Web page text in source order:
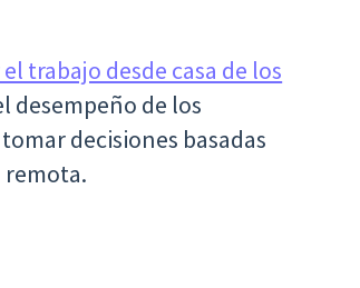
trabajo desde casa de los
de los
decisiones basadas